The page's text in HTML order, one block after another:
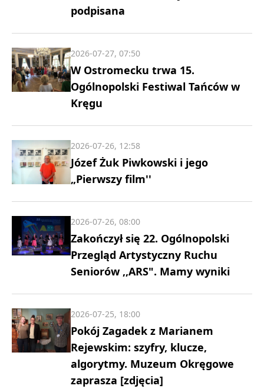
podpisana
W Ostromecku trwa 15.
Ogólnopolski Festiwal Tańców w
Kręgu
2026-07-27, 07:50
Józef Żuk Piwkowski i jego
„Pierwszy film''
2026-07-26, 12:58
Zakończył się 22. Ogólnopolski
Przegląd Artystyczny Ruchu
Seniorów ,,ARS". Mamy wyniki
2026-07-26, 08:00
Pokój Zagadek z Marianem
Rejewskim: szyfry, klucze,
algorytmy. Muzeum Okręgowe
zaprasza [zdjęcia]
2026-07-25, 18:00